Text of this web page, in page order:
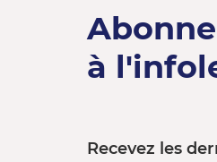
à
Recevez les